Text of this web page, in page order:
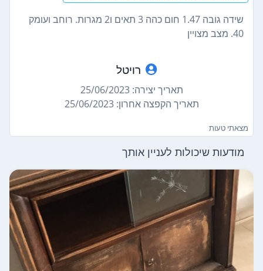
שידה גובה 1.47 חום כהה 3 תאים ו2 מגרות. רוחב ועומק
40. מצב מצויין
רויטל
תאריך יצירה: 25/06/2023
תאריך הקפצה אחרון: 25/06/2023
מצאתי טעות
מודעות שיכולות לעניין אותך